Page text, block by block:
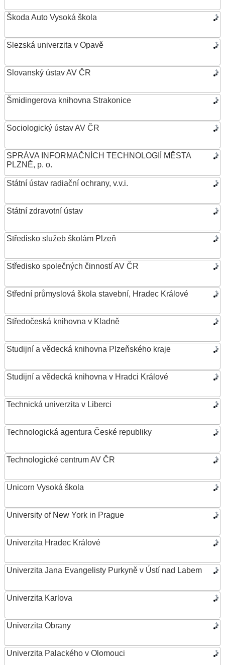
Škoda Auto Vysoká škola
Slezská univerzita v Opavě
Slovanský ústav AV ČR
Šmidingerova knihovna Strakonice
Sociologický ústav AV ČR
SPRÁVA INFORMAČNÍCH TECHNOLOGIÍ MĚSTA
PLZNĚ, p. o.
Státní ústav radiační ochrany, v.v.i.
Státní zdravotní ústav
Středisko služeb školám Plzeň
Středisko společných činností AV ČR
Střední průmyslová škola stavební, Hradec Králové
Středočeská knihovna v Kladně
Studijní a vědecká knihovna Plzeňského kraje
Studijní a vědecká knihovna v Hradci Králové
Technická univerzita v Liberci
Technologická agentura České republiky
Technologické centrum AV ČR
Unicorn Vysoká škola
University of New York in Prague
Univerzita Hradec Králové
Univerzita Jana Evangelisty Purkyně v Ústí nad Labem
Univerzita Karlova
Univerzita Obrany
Univerzita Palackého v Olomouci